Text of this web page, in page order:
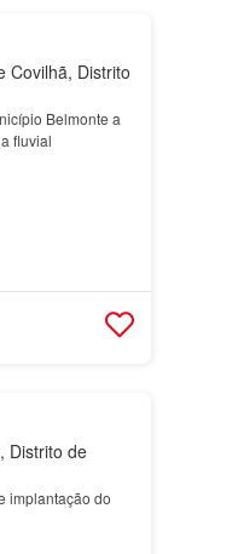
Covilhã, Distrito
Belmonte a
fluvial
Distrito de
implantação do